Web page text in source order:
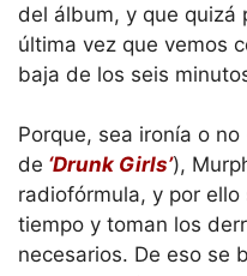
del álbum, y que quizá
última vez que vemos
baja de los seis
Porque, sea ironía o
de ‘Drunk Girls’),
radiofórmula, y por
tiempo y toman los
necesarios. De eso se